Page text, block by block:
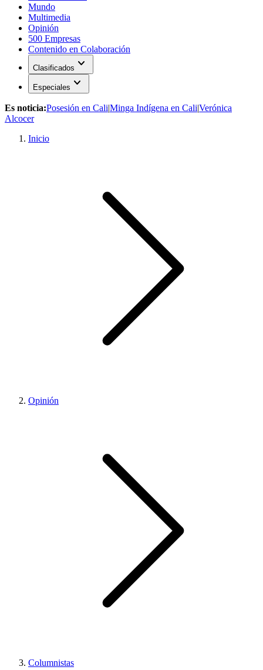
Mundo
Multimedia
Opinión
500 Empresas
Contenido en Colaboración
Clasificados expand_more
Especiales expand_more
Es noticia:Posesión en Cali|Minga Indígena en Cali|Verónica
Alcocer
Inicio
Opinión
Columnistas